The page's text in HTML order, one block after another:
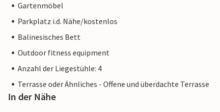
Gartenmöbel
Parkplatz i.d. Nähe/kostenlos
Balinesisches Bett
Outdoor fitness equipment
Anzahl der Liegestühle: 4
Terrasse oder Ähnliches - Offene und überdachte Terrasse
In der Nähe